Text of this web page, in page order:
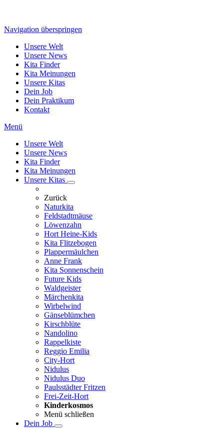
Navigation überspringen
Unsere Welt
Unsere News
Kita Finder
Kita Meinungen
Unsere Kitas
Dein Job
Dein Praktikum
Kontakt
Menü
Unsere Welt
Unsere News
Kita Finder
Kita Meinungen
Unsere Kitas
Zurück
Naturkita
Feldstadtmäuse
Löwenzahn
Hort Heine-Kids
Kita Flitzebogen
Plappermäulchen
Anne Frank
Kita Sonnenschein
Future Kids
Waldgeister
Märchenkita
Wirbelwind
Gänseblümchen
Kirschblüte
Nandolino
Rappelkiste
Reggio Emilia
City-Hort
Nidulus
Nidulus Duo
Paulsstädter Fritzen
Frei-Zeit-Hort
Kinderkosmos
Menü schließen
Dein Job